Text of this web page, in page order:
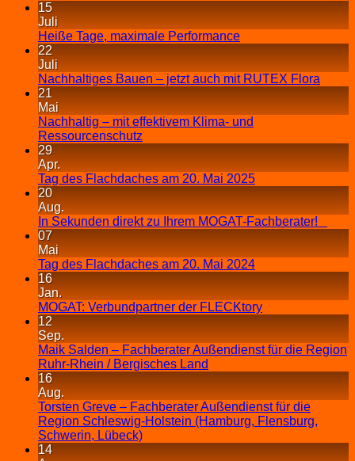
15
Juli
Heiße Tage, maximale Performance
22
Juli
Nachhaltiges Bauen – jetzt auch mit RUTEX Flora
21
Mai
Nachhaltig – mit effektivem Klima- und
Ressourcenschutz
29
Apr.
Tag des Flachdaches am 20. Mai 2025
20
Aug.
In Sekunden direkt zu Ihrem MOGAT-Fachberater!
07
Mai
Tag des Flachdaches am 20. Mai 2024
16
Jan.
MOGAT: Verbundpartner der FLECKtory
12
Sep.
Maik Salden – Fachberater Außendienst für die Region
Ruhr-Rhein / Bergisches Land
16
Aug.
Torsten Greve – Fachberater Außendienst für die
Region Schleswig-Holstein (Hamburg, Flensburg,
Schwerin, Lübeck)
14